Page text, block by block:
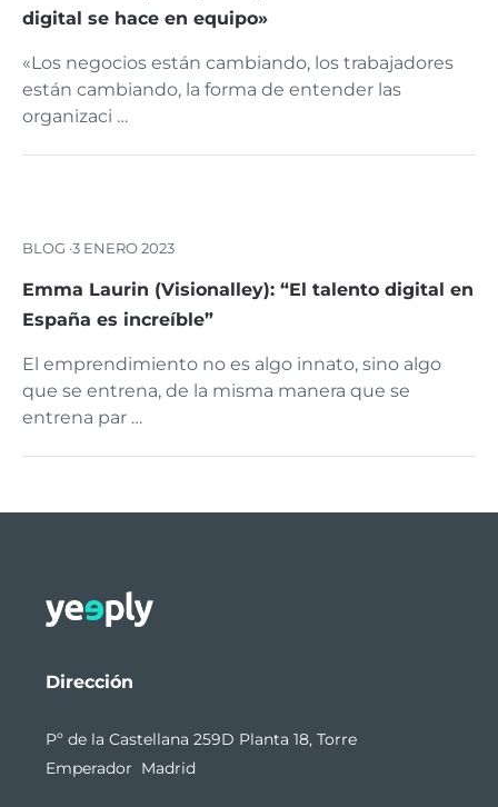
digital se hace en equipo»
«Los negocios están cambiando, los trabajadores
están cambiando, la forma de entender las
organizaci …
BLOG ·3 ENERO 2023
Emma Laurin (Visionalley): “El talento digital en
España es increíble”
El emprendimiento no es algo innato, sino algo
que se entrena, de la misma manera que se
entrena par …
Dirección
Pº de la Castellana 259D Planta 18, Torre
Emperador Madrid